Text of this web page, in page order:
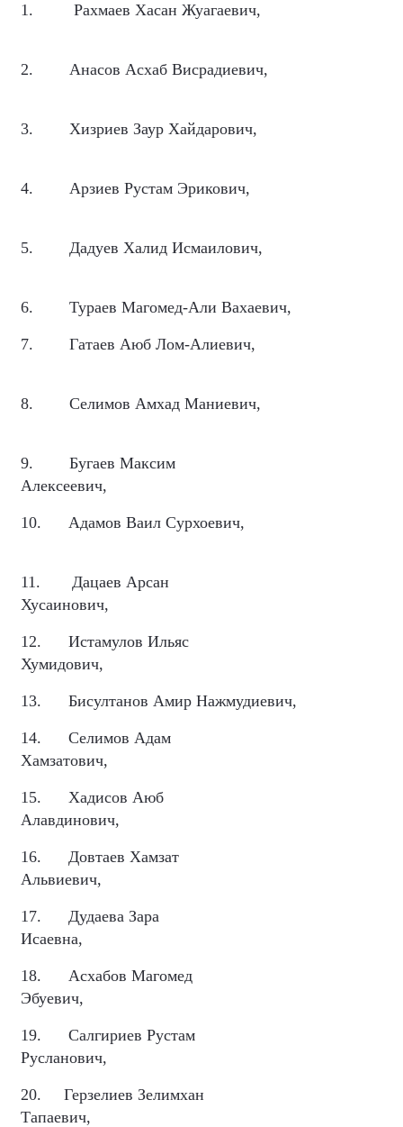
1. Рахмаев Хасан Жуагаевич,
2. Анасов Асхаб Висрадиевич,
3. Хизриев Заур Хайдарович,
4. Арзиев Рустам Эрикович,
5. Дадуев Халид Исмаилович,
6. Тураев Магомед-Али Вахаевич,
7. Гатаев Аюб Лом-Алиевич,
8. Селимов Амхад Маниевич,
9.
Бугаев Максим
Алексеевич,
10. Адамов Ваил Сурхоевич,
11.
Дацаев Арсан
Хусаинович,
12.
Истамулов Ильяс
Хумидович,
13. Бисултанов Амир Нажмудиевич,
14.
Селимов Адам
Хамзатович,
15.
Хадисов Аюб
Алавдинович,
16.
Довтаев Хамзат
Альвиевич,
17.
Дудаева Зара
Исаевна,
18.
Асхабов Магомед
Эбуевич,
19.
Салгириев Рустам
Русланович,
20.
Герзелиев Зелимхан
Тапаевич,